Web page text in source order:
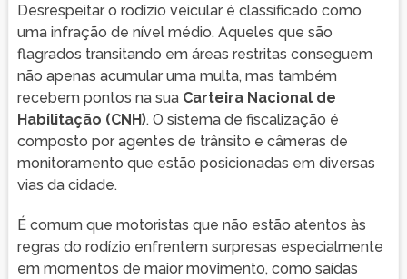
Desrespeitar o rodízio veicular é classificado como
uma infração de nível médio. Aqueles que são
flagrados transitando em áreas restritas conseguem
não apenas acumular uma multa, mas também
recebem pontos na sua Carteira Nacional de
Habilitação (CNH). O sistema de fiscalização é
composto por agentes de trânsito e câmeras de
monitoramento que estão posicionadas em diversas
vias da cidade.
É comum que motoristas que não estão atentos às
regras do rodízio enfrentem surpresas especialmente
em momentos de maior movimento, como saídas